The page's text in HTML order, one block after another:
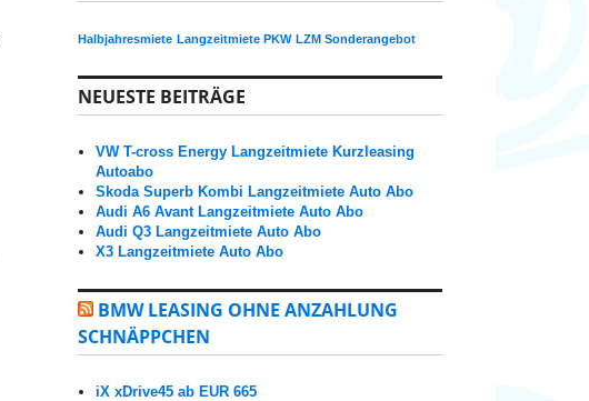
Halbjahresmiete Langzeitmiete PKW LZM Sonderangebot
NEUESTE BEITRÄGE
VW T-cross Energy Langzeitmiete Kurzleasing
Autoabo
Skoda Superb Kombi Langzeitmiete Auto Abo
Audi A6 Avant Langzeitmiete Auto Abo
Audi Q3 Langzeitmiete Auto Abo
X3 Langzeitmiete Auto Abo
BMW LEASING OHNE ANZAHLUNG
SCHNÄPPCHEN
iX xDrive45 ab EUR 665